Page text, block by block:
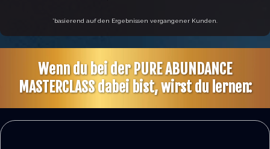
*basierend auf den Ergebnissen vergangener Kunden.
Wenn du bei der PURE ABUNDANCE
MASTERCLASS dabei bist, wirst du lernen: